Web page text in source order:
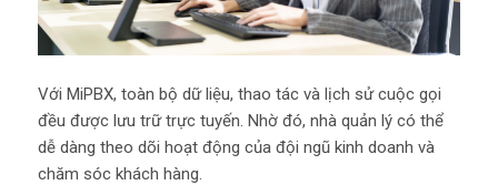
Với MiPBX, toàn bộ dữ liệu, thao tác và lịch sử cuộc gọi
đều được lưu trữ trực tuyến. Nhờ đó, nhà quản lý có thể
dễ dàng theo dõi hoạt động của đội ngũ kinh doanh và
chăm sóc khách hàng.